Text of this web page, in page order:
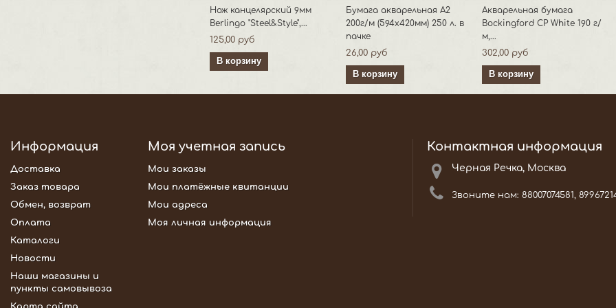
Нож канцелярский 9мм
Berlingo "Steel&Style",...
125,00 руб
В корзину
Бумага акварельная А2
200г/м (594х420мм) 250 л. в
пачке
26,00 руб
В корзину
Акварельная бумага
Bockingford CP White 190 г/
м,...
302,00 руб
В корзину
Информация
Доставка
Заказ товара
Обмен, возврат
Оплата
Каталоги
Новости
Наши магазины и
пункты самовывоза
Моя учетная запись
Мои заказы
Мои платёжные квитанции
Мои адреса
Моя личная информация
Контактная информация
Черная Речка, Москва
Звоните нам: 88007074581,